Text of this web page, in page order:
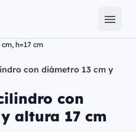
cm, h=17 cm
con diámetro 13 cm y
con
altura 17 cm